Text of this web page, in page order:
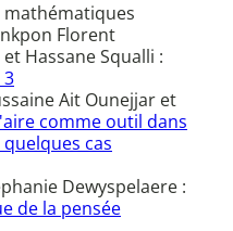
mathématiques
Florent
Hassane Squalli :
Ait Ounejjar et
comme outil dans
cas
Dewyspelaere :
de la pensée